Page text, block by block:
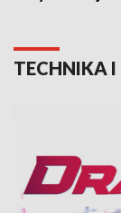
TECHNIKA